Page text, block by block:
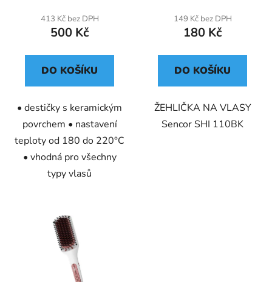
413 Kč bez DPH
500 Kč
DO KOŠÍKU
• destičky s keramickým
povrchem • nastavení
teploty od 180 do 220°C
• vhodná pro všechny
typy vlasů
149 Kč bez DPH
180 Kč
DO KOŠÍKU
ŽEHLIČKA NA VLASY
Sencor SHI 110BK